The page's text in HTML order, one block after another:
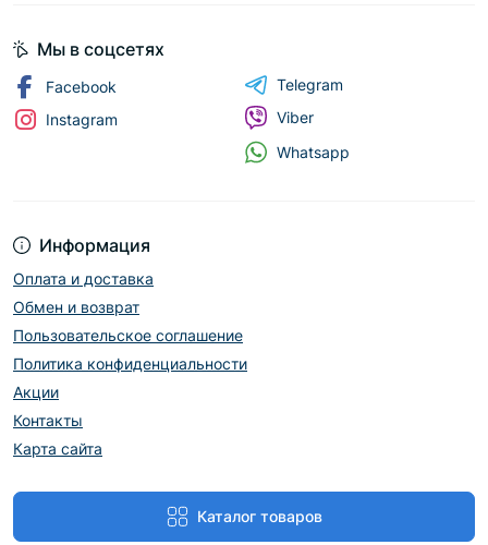
Информация
Оплата и доставка
Обмен и возврат
Пользовательское соглашение
Политика конфиденциальности
Акции
Контакты
Карта сайта
Каталог товаров
Мы в соцсетях
Facebook
Instagram
Telegram
Viber
Whatsapp